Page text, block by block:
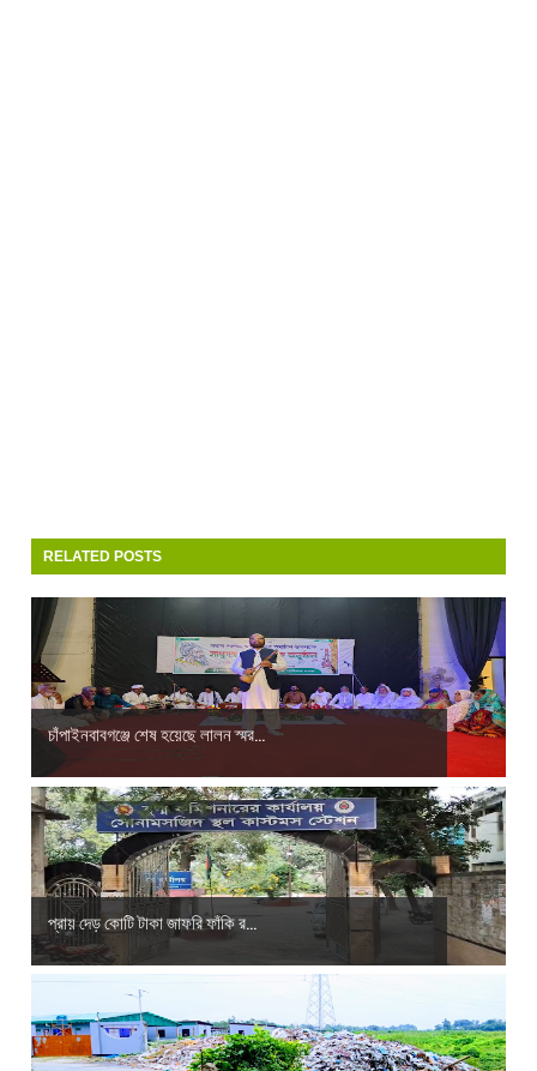
RELATED POSTS
চাঁপাইনবাবগঞ্জে শেষ হয়েছে লালন স্মর...
প্রায় দেড় কোটি টাকা জাফরি ফাঁকি র...